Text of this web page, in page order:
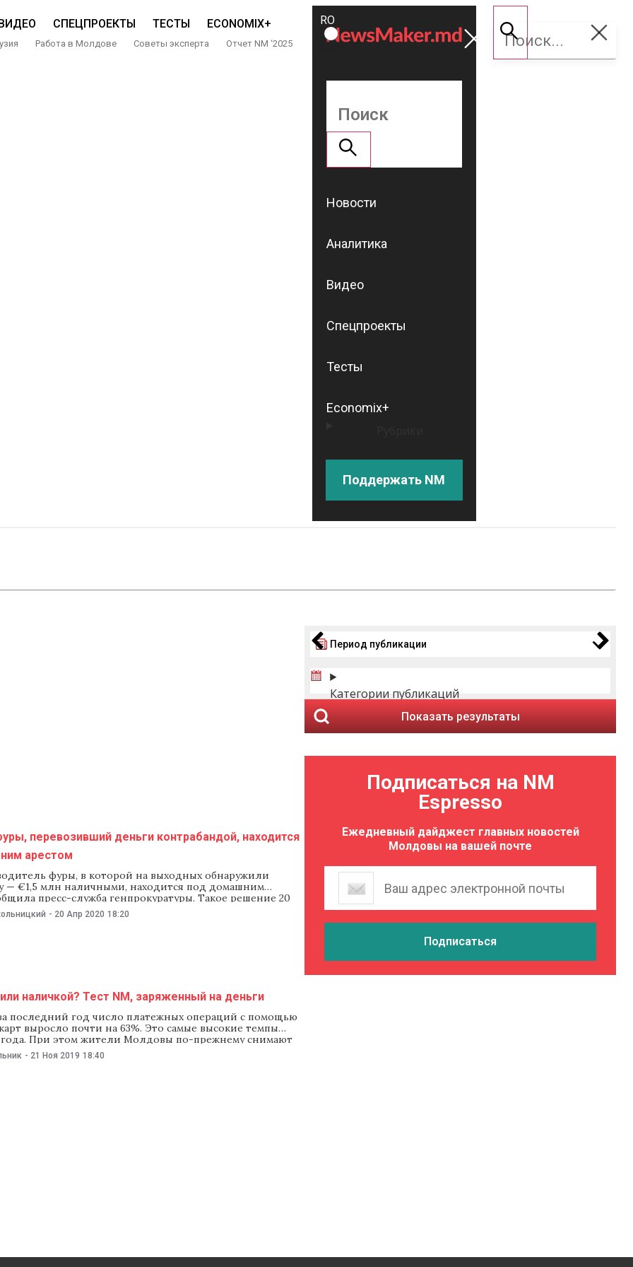
СПЕЦПРОЕКТЫ ТЕСТЫ ECONOMIX+
Работа в Молдове Советы эксперта Отчет NM ‘2025
ROMÂNĂ
RU
Поддержать
NM
Новости
Аналитика
Видео
Спецпроекты
Тесты
Economix+
Поддержать NM
перевозивший деньги контрабандой, находится
арестом
фуры, в которой на выходных обнаружили
— €1,5 млн наличными, находится под домашним
пресс-служба генпрокуратуры. Такое решение 20
суд сектора Чеканы. В прокуратуре рассказали, что 18
пункте в Леушенах при въезде в страну в
- 20 Апр 2020 18:20
наличкой? Тест NM, заряженный на деньги
последний год число платежных операций с помощью
выросло почти на 63%. Это самые высокие темпы
года. При этом жители Молдовы по-прежнему снимают
в банкоматах: с июля по сентябрь они сняли 13 млрд
число любителей «похрустеть банкнотами» не
- 21 Ноя 2019 18:40
Период публикации
Категории публикаций
Показать результаты
Подписаться на NM
Espresso
Ежедневный дайджест главных новостей
Молдовы на вашей почте